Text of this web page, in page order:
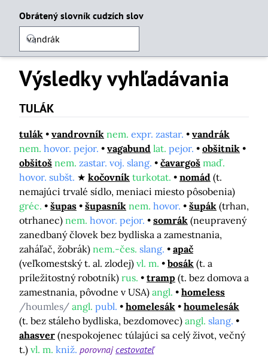
Obrátený slovník cudzích slov
Výsledky vyhľadávania
TULÁK
tulák vandrovník nem. expr. zastar.
vandrák
nem. hovor. pejor. vagabund lat. pejor.
obšitnik
obšitoš nem. zastar. voj. slang. čavargoš maď.
hovor. subšt.
kočovník turkotat. nomád (t.
nemajúci trvalé sídlo, meniaci miesto pôsobenia)
gréc.
šupas šupasník nem. hovor. šupák (trhan,
otrhanec) nem. hovor. pejor. somrák (neupravený
zanedbaný človek bez bydliska a zamestnania,
zaháľač, žobrák) nem.-čes. slang.
apač
(veľkomestský t. al. zlodej) vl. m. bosák (t. a
príležitostný robotník) rus. tramp (t. bez domova a
zamestnania, pôvodne v USA) angl.
homeless
/houmles/ angl. publ. homelesák
houmelesák
(t. bez stáleho bydliska, bezdomovec) angl. slang.
ahasver (nespokojenec túlajúci sa celý život, večný
t.) vl. m. kniž. porovnajcestovateľ